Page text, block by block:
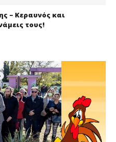
– Κεραυνός και
τους!